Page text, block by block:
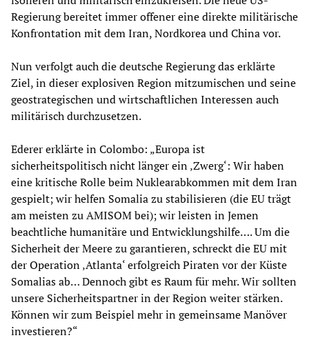
Regierung bereitet immer offener eine direkte militärische
Konfrontation mit dem Iran, Nordkorea und China vor.
Nun verfolgt auch die deutsche Regierung das erklärte
Ziel, in dieser explosiven Region mitzumischen und seine
geostrategischen und wirtschaftlichen Interessen auch
militärisch durchzusetzen.
Ederer erklärte in Colombo: „Europa ist
sicherheitspolitisch nicht länger ein ‚Zwerg‘: Wir haben
eine kritische Rolle beim Nuklearabkommen mit dem Iran
gespielt; wir helfen Somalia zu stabilisieren (die EU trägt
am meisten zu AMISOM bei); wir leisten in Jemen
beachtliche humanitäre und Entwicklungshilfe…. Um die
Sicherheit der Meere zu garantieren, schreckt die EU mit
der Operation ‚Atlanta‘ erfolgreich Piraten vor der Küste
Somalias ab… Dennoch gibt es Raum für mehr. Wir sollten
unsere Sicherheitspartner in der Region weiter stärken.
Können wir zum Beispiel mehr in gemeinsame Manöver
investieren?“